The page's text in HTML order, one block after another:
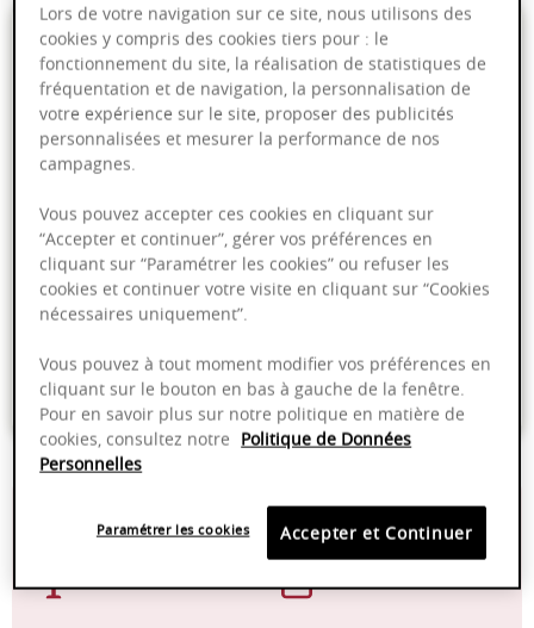
59,00 €
75cl- soit78,67 €/ L
PRODUIT INDISPONIBLE
Livraison offerte dans nos points de vente
Paiement sécurisé
Cuve
Lors de votre navigation sur ce site, nous utilisons des
cookies y compris des cookies tiers pour : le
fonctionnement du site, la réalisation de statistiques de
fréquentation et de navigation, la personnalisation de
votre expérience sur le site, proposer des publicités
personnalisées et mesurer la performance de nos
campagnes.
Vous pouvez accepter ces cookies en cliquant sur
“Accepter et continuer”, gérer vos préférences en
cliquant sur “Paramétrer les cookies” ou refuser les
cookies et continuer votre visite en cliquant sur “Cookies
nécessaires uniquement”.
Vous pouvez à tout moment modifier vos préférences en
cliquant sur le bouton en bas à gauche de la fenêtre.
Pour en savoir plus sur notre politique en matière de
cookies, consultez notre Politique de Données
Personnelles
Accepter et Continuer
Paramétrer les cookies